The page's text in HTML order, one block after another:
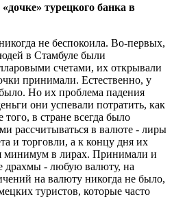
турецкого банка в
не беспокоила. Во-первых,
в Стамбуле были
счетами, их открывали
принимали. Естественно, у
Но их проблема падения
они успевали потратить, как
в стране всегда было
рассчитываться в валюте - лиры
и торговли, а к концу дня их
минимум в лирах. Принимали и
драхмы - любую валюту, на
на валюту никогда не было,
туристов, которые часто